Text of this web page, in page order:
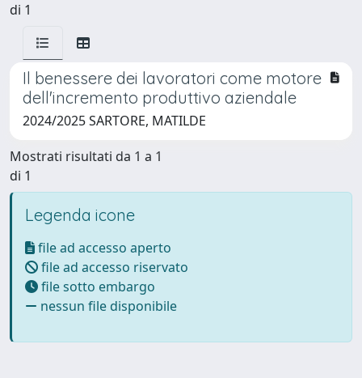
di 1
Il benessere dei lavoratori come motore
dell'incremento produttivo aziendale
2024/2025 SARTORE, MATILDE
Mostrati risultati da 1 a 1
di 1
Legenda icone
file ad accesso aperto
file ad accesso riservato
file sotto embargo
nessun file disponibile